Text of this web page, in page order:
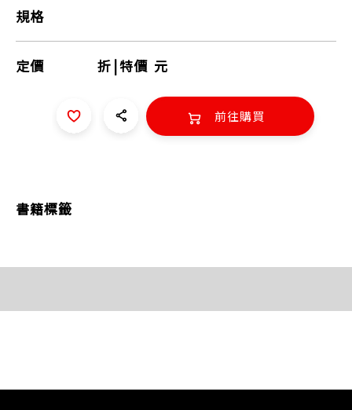
規格
定價 折 |特價 元
前往購買
書籍標籤